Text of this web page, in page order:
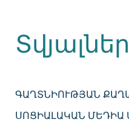
ԳԱՂՏՆԻՈՒԹՅԱՆ
ՍՈՑԻԱԼԱԿԱՆ ՄԵԴԻԱ